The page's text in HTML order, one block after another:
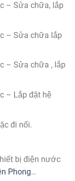
– Sửa chữa, lắp
– Sửa chữa lắp
– Sửa chữa , lắp
– Lắp đặt hệ
đi nổi.
bị điện nước
Phong…